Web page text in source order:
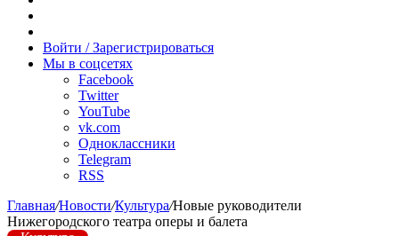
радио
Войти / Зарегистрироваться
Мы в соцсетях
Facebook
Twitter
YouTube
vk.com
Одноклассники
Telegram
RSS
Главная/Новости/Культура/Новые руководители
Нижегородского театра оперы и балета